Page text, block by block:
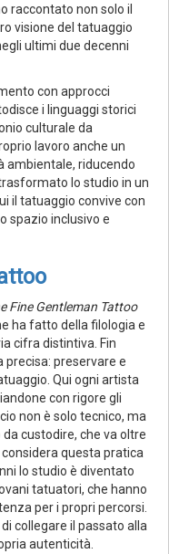
raccontato non solo il
visione del tatuaggio
ultimi due decenni
con approcci
i linguaggi storici
culturale da
lavoro anche un
ambientale, riducendo
lo studio in un
il tatuaggio convive con
spazio inclusivo e
Fine Gentleman Tattoo
ha fatto della filologia e
cifra distintiva. Fin
precisa: preservare e
Qui ogni artista
con rigore gli
non è solo tecnico, ma
custodire, che va oltre
questa pratica
lo studio è diventato
tatuatori, che hanno
per i propri percorsi.
collegare il passato alla
autenticità.